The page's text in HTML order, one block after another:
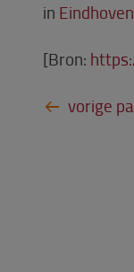
in Eindhoven
[Bron: